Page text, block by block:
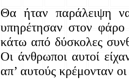
Θα ήταν παράλειψη
υπηρέτησαν στον φάρο
κάτω από δύσκολες
Οι άνθρωποι αυτοί
απ’ αυτούς κρέμονταν